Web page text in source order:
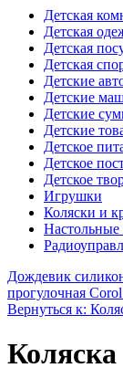
Детская
Детская
Детская
Детская
Детские
Детские
Детские
Детские
Детское
Детское
Детское
Игрушки
Коляски и
Дождевик
прогулочная
Вернуться к: